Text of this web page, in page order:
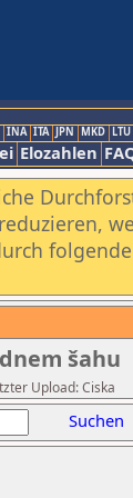
INA ITA JPN MKD LTU
Elozahlen
šahu
Upload: Ciska
Suchen